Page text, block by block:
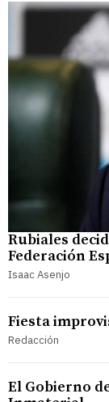
Rubiales
Federación
Isaac Asenjo
Fiesta
Redacción
El Gobierno